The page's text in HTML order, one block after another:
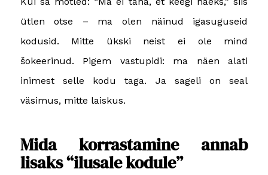
ütlen otse – ma olen näinud igasuguseid
kodusid. Mitte ükski neist ei ole mind
šokeerinud. Pigem vastupidi: ma näen alati
inimest selle kodu taga. Ja sageli on seal
väsimus, mitte laiskus.
Mida korrastamine annab
lisaks “ilusale kodule”